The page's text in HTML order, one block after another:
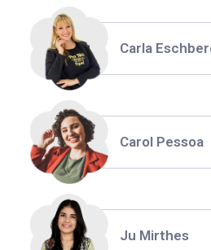
Carla
Carol Pessoa
Ju Mirthes